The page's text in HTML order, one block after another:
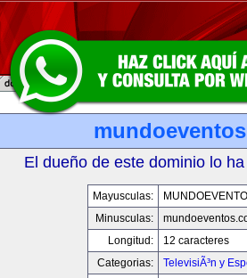
El dueño de este dominio lo
Mayusculas:
Minusculas:
Longitud:
12 caracteres
Categorias:
TelevisiÃ³n y